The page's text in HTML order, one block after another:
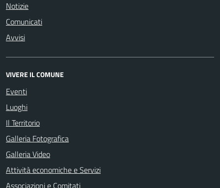
Notizie
Comunicati
Avvisi
VIVERE IL COMUNE
Eventi
Luoghi
Il Territorio
Galleria Fotografica
Galleria Video
Attività economiche e Servizi
Associazioni e Comitati